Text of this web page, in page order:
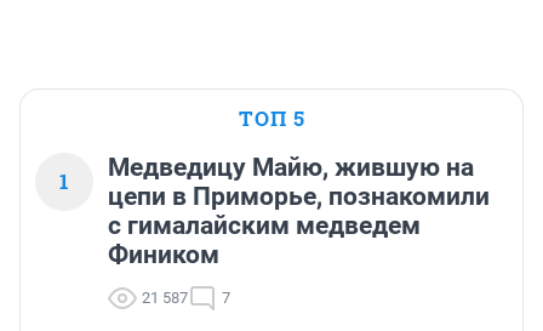
ТОП 5
1
Медведицу Майю, жившую на
цепи в Приморье, познакомили
с гималайским медведем
Фиником
21 587 7